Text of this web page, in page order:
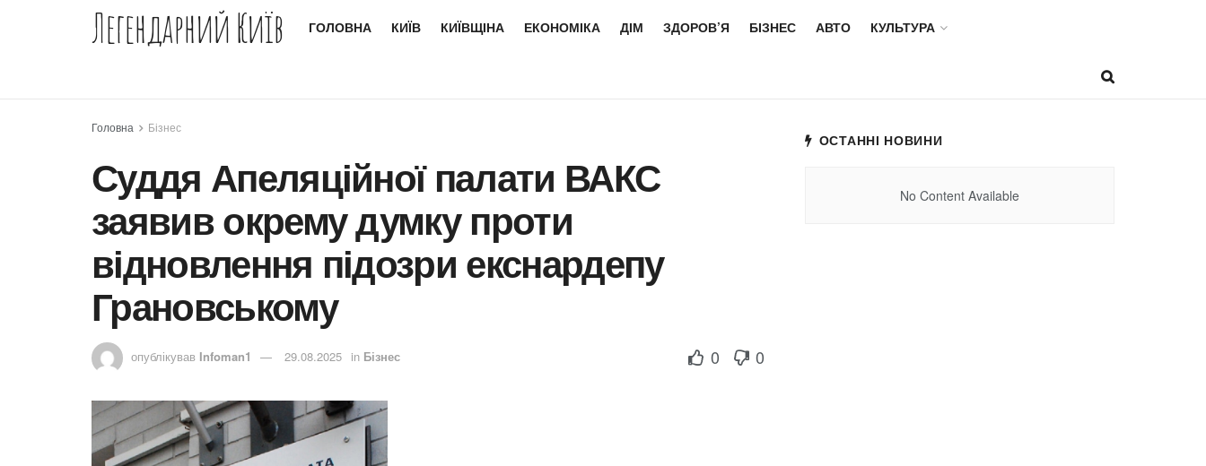
Легендарний Київ ГОЛОВНА КИЇВ КИЇВЩІНА ЕКОНОМІКА ДІМ ЗДОРОВ’Я БІЗНЕС АВТО КУЛЬТУРА
Головна Бізнес
Суддя Апеляційної палати ВАКС
заявив окрему думку проти
відновлення підозри екснардепу
Грановському
опублікував Infoman1 29.08.2025 in Бізнес 0 0
ОСТАННІ НОВИНИ
No Content Available